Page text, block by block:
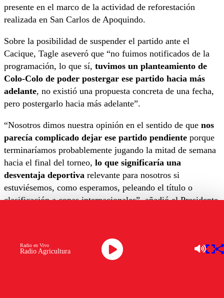
presente en el marco de la actividad de reforestación
realizada en San Carlos de Apoquindo.
Sobre la posibilidad de suspender el partido ante el
Cacique, Tagle aseveró que “no fuimos notificados de la
programación, lo que sí, tuvimos un planteamiento de
Colo-Colo de poder postergar ese partido hacia más
adelante, no existió una propuesta concreta de una fecha,
pero postergarlo hacia más adelante”.
“Nosotros dimos nuestra opinión en el sentido de que nos
parecía complicado dejar ese partido pendiente porque
terminaríamos probablemente jugando la mitad de semana
hacia el final del torneo, lo que significaría una
desventaja deportiva relevante para nosotros si
estuviésemos, como esperamos, peleando el título o
clasificación a copas internacionales”, añadió el Presidente
ese partido, pero en el día específico en que se programe
no sabemos. Escuchamos que podría ser el jueves 12 de
Radio Agricultura
Radio en Vivo